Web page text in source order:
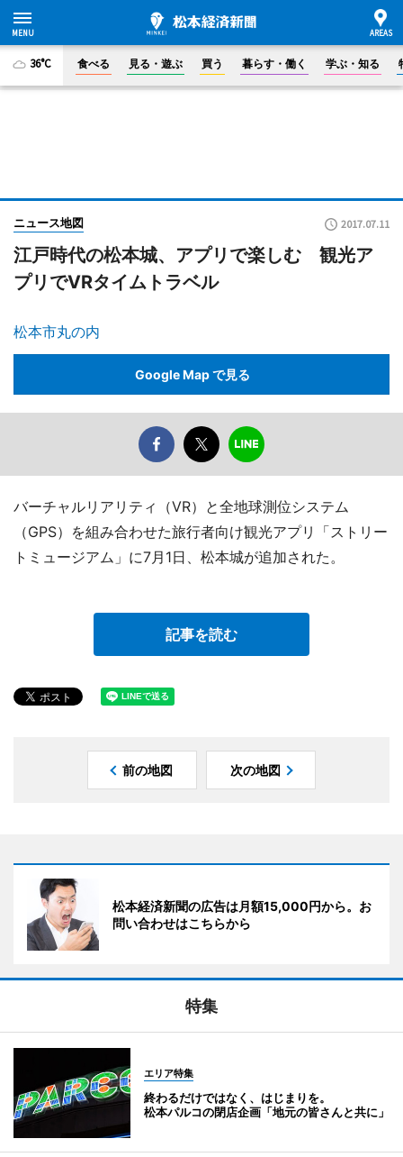
36°C 食べる 見る・遊ぶ 買う 暮らす・働く 学ぶ・知る
ニュース地図 2017.07.11
江戸時代の松本城、アプリで楽しむ 観光ア
プリでVRタイムトラベル
松本市丸の内
Google Map で見る
バーチャルリアリティ（VR）と全地球測位システム
（GPS）を組み合わせた旅行者向け観光アプリ「ストリー
トミュージアム」に7月1日、松本城が追加された。
記事を読む
前の地図 次の地図
松本経済新聞の広告は月額15,000円から。お
問い合わせはこちらから
特集
エリア特集
終わるだけではなく、はじまりを。
松本パルコの閉店企画「地元の皆さんと共に」